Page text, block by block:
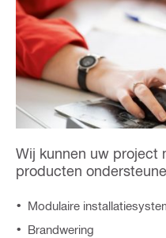
Wij kunnen uw project
producten
Modulaire
Brandwering